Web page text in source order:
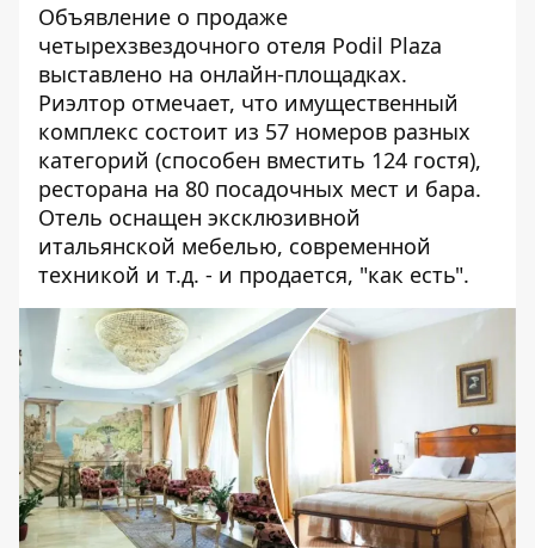
Объявление о продаже
четырехзвездочного отеля Podil Plaza
выставлено на онлайн-площадках.
Риэлтор отмечает, что имущественный
комплекс состоит из 57 номеров разных
категорий (способен вместить 124 гостя),
ресторана на 80 посадочных мест и бара.
Отель оснащен эксклюзивной
итальянской мебелью, современной
техникой и т.д. - и продается, "как есть".